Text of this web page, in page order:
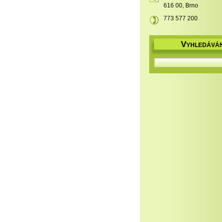
616 00, Brno
773 577 200
V